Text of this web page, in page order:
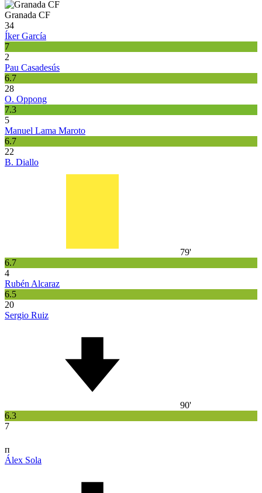
Granada CF
34
Íker García
7
2
Pau Casadesús
6.7
28
O. Oppong
7.3
5
Manuel Lama Maroto
6.7
22
B. Diallo
79'
6.7
4
Rubén Alcaraz
6.5
20
Sergio Ruiz
90'
6.3
7
п
Álex Sola